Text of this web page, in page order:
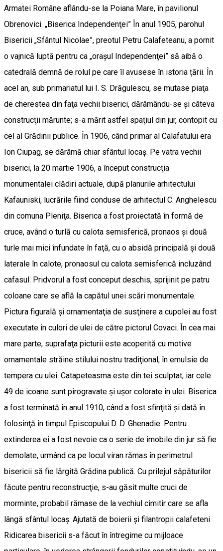
Armatei Române aflându-se la Poiana Mare, în pavilionul
Obrenovici. „Biserica Independenţei” În anul 1905, parohul
Bisericii „Sfântul Nicolae”, preotul Petru Calafeteanu, a pornit
o vajnică luptă pentru ca „oraşul Independenţei” să aibă o
catedrală demnă de rolul pe care îl avusese în istoria ţării. În
acel an, sub primariatul lui I. S. Drăgulescu, se mutase piaţa
de cherestea din faţa vechii biserici, dărâ­mân­du-se şi câteva
construcţii mărunte; s-a mărit astfel spaţiul din jur, contopit cu
cel al Grădinii publice. În 1906, când primar al Calafatului era
Ion Ciupag, se dărâmă chiar sfântul locaş. Pe vatra vechii
biserici, la 20 martie 1906, a început construcţia
monumentalei clădiri actuale, după planurile arhitectului
Kafauniski, lucrările fiind conduse de arhitectul C. Anghelescu
din comuna Pleniţa. Biserica a fost proiectată în formă de
cruce, având o turlă cu calota semisferică, pronaos şi două
turle mai mici înfundate în faţă, cu o absidă principală şi două
laterale în calote, pronaosul cu calota semisferică incluzând
cafasul. Pridvorul a fost conceput deschis, sprijinit pe patru
coloane care se află la capătul unei scări monumentale.
Pictura figurală şi ornamentaţia de susţinere a cupolei au fost
executate în culori de ulei de către pictorul Covaci. În cea mai
mare parte, suprafaţa picturii este acoperită cu motive
ornamentale străine stilului nostru tradiţional, în emulsie de
tempera cu ulei. Catapeteasma este din tei sculptat, iar cele
49 de icoane sunt pirogravate şi uşor colorate în ulei. Biserica
a fost terminată în anul 1910, când a fost sfinţită şi dată în
folosinţă în timpul Episcopului D. D. Ghenadie. Pentru
extinderea ei a fost nevoie ca o serie de imobile din jur să fie
demolate, urmând ca pe locul viran rămas în perimetrul
bisericii să fie lărgită Grădina publică. Cu prilejul săpăturilor
făcute pentru reconstrucţie, s-au găsit multe cruci de
morminte, probabil rămase de la vechiul cimitir care se afla
lângă sfântul locaş. Ajutată de boierii şi filantropii calafeteni
Ridicarea bisericii s-a făcut în întregime cu mijloace